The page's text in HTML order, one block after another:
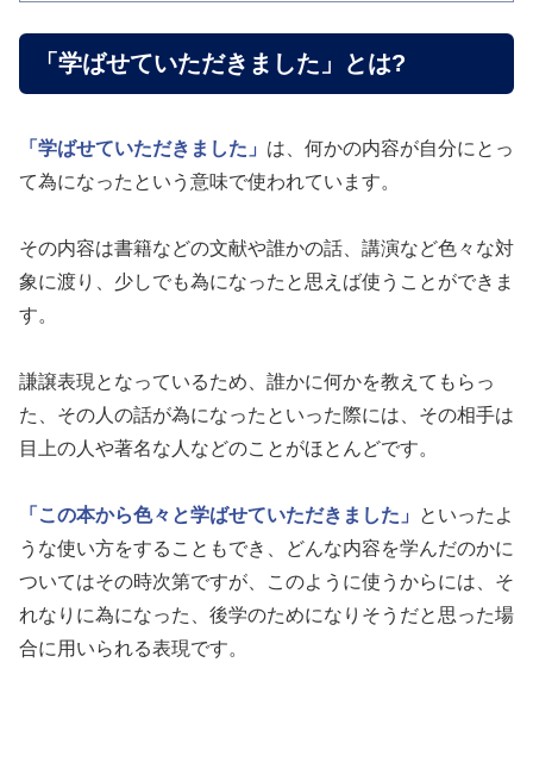
「学ばせていただきました」とは?
「学ばせていただきました」 は、何かの内容が自分にとっ
て為になったという意味で使われています。
その内容は書籍などの文献や誰かの話、講演など色々な対
象に渡り、少しでも為になったと思えば使うことができま
す。
謙譲表現となっているため、誰かに何かを教えてもらっ
た、その人の話が為になったといった際には、その相手は
目上の人や著名な人などのことがほとんどです。
「この本から色々と学ばせていただきました」
といったよ
うな使い方をすることもでき、どんな内容を学んだのかに
ついてはその時次第ですが、このように使うからには、そ
れなりに為になった、後学のためになりそうだと思った場
合に用いられる表現です。